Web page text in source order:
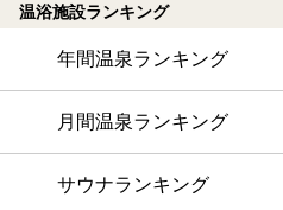
温浴施設ランキング
年間温泉ランキング
月間温泉ランキング
サウナランキング